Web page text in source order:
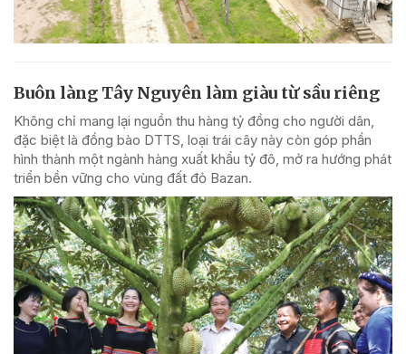
Buôn làng Tây Nguyên làm giàu từ sầu riêng
Không chỉ mang lại nguồn thu hàng tỷ đồng cho người dân,
đặc biệt là đồng bào DTTS, loại trái cây này còn góp phần
hình thành một ngành hàng xuất khẩu tỷ đô, mở ra hướng phát
triển bền vững cho vùng đất đỏ Bazan.